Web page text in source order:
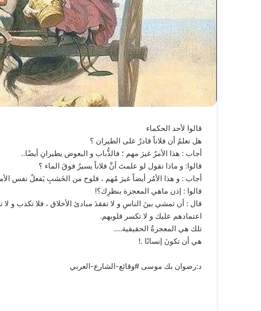
قالوا لأحد الحكماء
هل تعلمُ أن فلاناً قادرٌ على الطيران ؟
أجاب : هذا الأمرُ غيرَ مهم ؛ فالذُّباب و البعوض يطيرانِ أيضًا..
قالوا: و ماذا تقول لو علمتَ أنَّ فلاناً يسيرُ فوقَ الماء ؟
أجاب : و هذا الأمُر أيضاً غيرَ مُهم ، فلوح من الخَشبِ يَفعلُ نفس
قالوا : إذن ماهي المعجزة بنظرِك؟!
قال : أن تمشي بينَ الناسِ و لا تفقدَ مبادئ الأخلاق ، فلا تكذب و
اعتمادهم عليك و لا تكسر قلوبهم.
تلك هي المعجزةُ الحقيقية….
هي أن تكونَ إنسانًا .!
د:رضوان بك موسى #وقائع-الشارع-العربي